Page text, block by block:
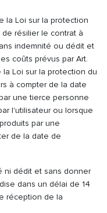
la Loi sur la protection
résilier le contrat à
indemnité ou dédit et
coûts prévus par Art.
Loi sur la protection du
à compter de la date
une tierce personne
l'utilisateur ou lorsque
par une
de la date de
ni dédit et sans donner
dans un délai de 14
réception de la